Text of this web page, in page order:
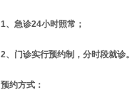
1、急诊24小时照常；
2、门诊实行预约制，分时段就诊。
预约方式：